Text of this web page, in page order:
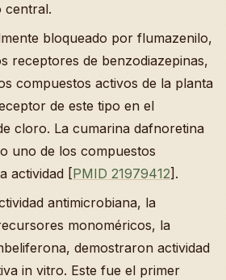
central.
bloqueado por flumazenilo,
receptores de benzodiazepinas,
compuestos activos de la planta
de este tipo en el
cloro. La cumarina dafnoretina
uno de los compuestos
actividad [PMID 21979412].
antimicrobiana, la
monoméricos, la
demostraron actividad
in vitro. Este fue el primer